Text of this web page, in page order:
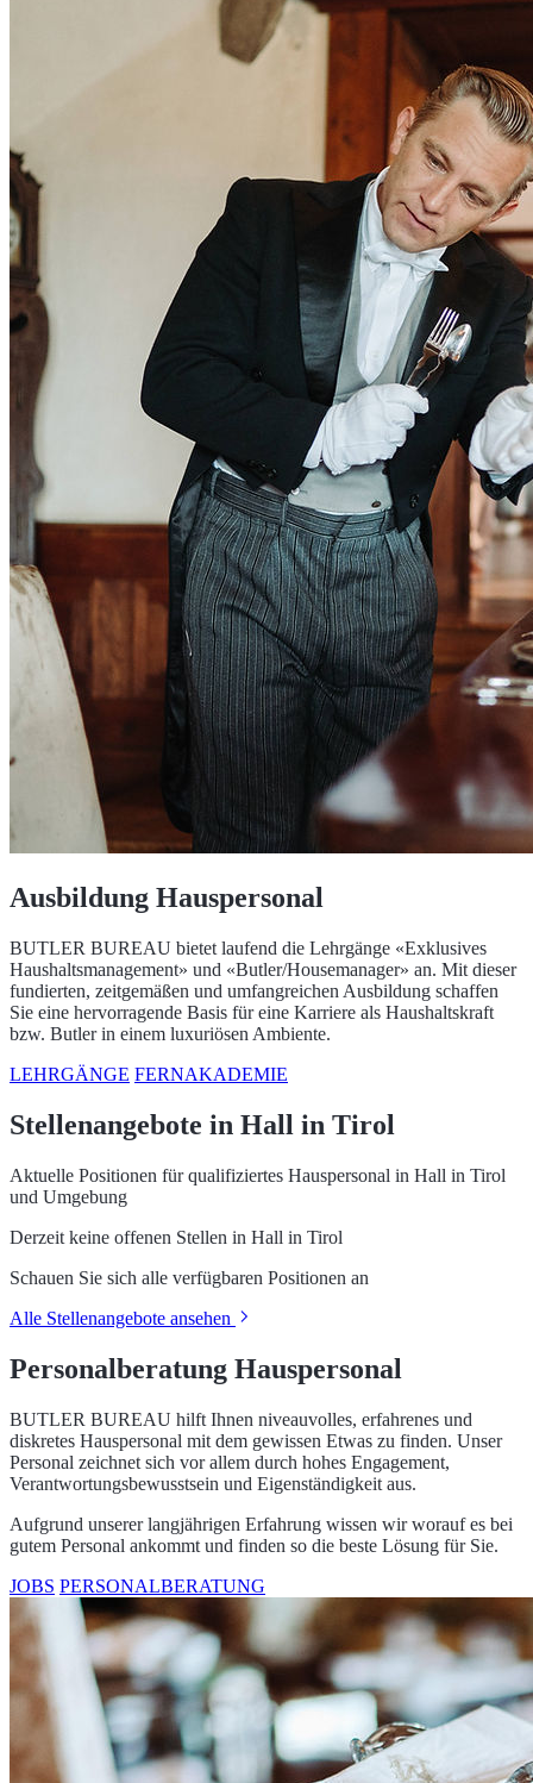
Ausbildung Hauspersonal
BUTLER BUREAU bietet laufend die Lehrgänge «Exklusives
Haushaltsmanagement» und «Butler/Housemanager» an. Mit dieser
fundierten, zeitgemäßen und umfangreichen Ausbildung schaffen
Sie eine hervorragende Basis für eine Karriere als Haushaltskraft
bzw. Butler in einem luxuriösen Ambiente.
LEHRGÄNGE FERNAKADEMIE
Stellenangebote in Hall in Tirol
Aktuelle Positionen für qualifiziertes Hauspersonal in Hall in Tirol
und Umgebung
Derzeit keine offenen Stellen in Hall in Tirol
Schauen Sie sich alle verfügbaren Positionen an
Alle Stellenangebote ansehen
Personalberatung Hauspersonal
BUTLER BUREAU hilft Ihnen niveauvolles, erfahrenes und
diskretes Hauspersonal mit dem gewissen Etwas zu finden. Unser
Personal zeichnet sich vor allem durch hohes Engagement,
Verantwortungsbewusstsein und Eigenständigkeit aus.
Aufgrund unserer langjährigen Erfahrung wissen wir worauf es bei
gutem Personal ankommt und finden so die beste Lösung für Sie.
JOBS PERSONALBERATUNG